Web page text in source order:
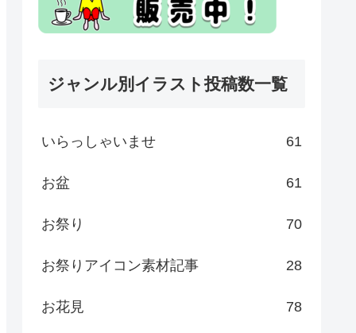
ジャンル別イラスト投稿数一覧
いらっしゃいませ 61
お盆 61
お祭り 70
お祭りアイコン素材記事 28
お花見 78